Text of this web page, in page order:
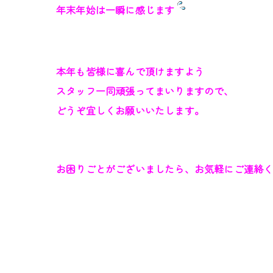
年末年始は一瞬に感じます
本年も皆様に喜んで頂けますよう
スタッフ一同頑張ってまいりますので、
どうぞ宜しくお願いいたします。
お困りごとがございましたら、お気軽にご連絡く